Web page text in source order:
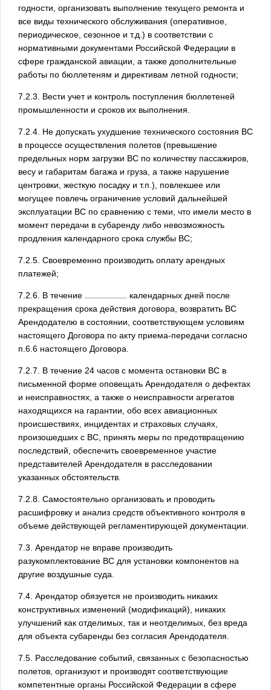
годности, организовать выполнение текущего ремонта и
все виды технического обслуживания (оперативное,
периодическое, сезонное и т.д.) в соответствии с
нормативными документами Российской Федерации в
сфере гражданской авиации, а также дополнительные
работы по бюллетеням и директивам летной годности;
7.2.3. Вести учет и контроль поступления бюллетеней
промышленности и сроков их выполнения.
7.2.4. Не допускать ухудшение технического состояния ВС
в процессе осуществления полетов (превышение
предельных норм загрузки ВС по количеству пассажиров,
весу и габаритам багажа и груза, а также нарушение
центровки, жесткую посадку и т.п.), повлекшее или
могущее повлечь ограничение условий дальнейшей
эксплуатации ВС по сравнению с теми, что имели место в
момент передачи в субаренду либо невозможность
продления календарного срока службы ВС;
7.2.5. Своевременно производить оплату арендных
платежей;
7.2.6. В течение
календарных дней после
прекращения срока действия договора, возвратить ВС
Арендодателю в состоянии, соответствующем условиям
настоящего Договора по акту приема-передачи согласно
п.6.6 настоящего Договора.
7.2.7. В течение 24 часов с момента остановки ВС в
письменной форме оповещать Арендодателя о дефектах
и неисправностях, а также о неисправности агрегатов
находящихся на гарантии, обо всех авиационных
происшествиях, инцидентах и страховых случаях,
произошедших с ВС, принять меры по предотвращению
последствий, обеспечить своевременное участие
представителей Арендодателя в расследовании
указанных обстоятельств.
7.2.8. Самостоятельно организовать и проводить
расшифровку и анализ средств объективного контроля в
объеме действующей регламентирующей документации.
7.3. Арендатор не вправе производить
разукомплектование ВС для установки компонентов на
другие воздушные суда.
7.4. Арендатор обязуется не производить никаких
конструктивных изменений (модификаций), никаких
улучшений как отделимых, так и неотделимых, без вреда
для объекта субаренды без согласия Арендодателя.
7.5. Расследование событий, связанных с безопасностью
полетов, организуют и производят соответствующие
компетентные органы Российской Федерации в сфере